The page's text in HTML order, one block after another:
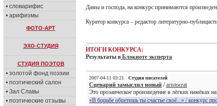
• словарифис
• арифизмы
ФОТО-АРТ
ЭХО-СТУДИЯ
СТУДИЯ ПОЭТОВ
• золотой фонд поэзии
• поэтический салон
• Зал Славы
• поэтические отзывы
Дамы и господа, на конкурс принимаются
Куратор конкурса – редактор литературно-
ИТОГИ КОНКУРСА:
Результаты в Блокноте эксперта
2007-04-11 03:21 Студия писателей
Сценарий замыслил новый /aristocrat
Это прозаическое произведение в лёгких намёках
«В борьбе обретешь ты счастье своё...» / конкурс